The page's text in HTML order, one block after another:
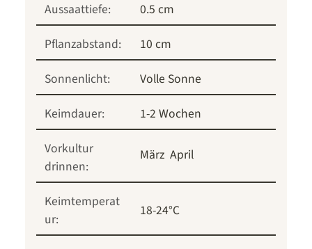
Aussaattiefe:
0.5 cm
Pflanzabstand:
10 cm
Sonnenlicht:
Volle Sonne
Keimdauer:
1-2 Wochen
Vorkultur
drinnen:
März April
Keimtemperat
ur:
18-24°C